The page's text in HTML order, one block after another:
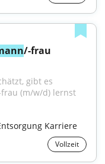
/​-frau
gibt es
(m/w/d) lernst
Karriere
Vollzeit